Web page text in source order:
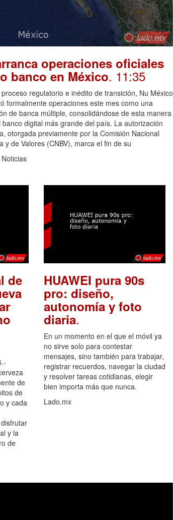
operaciones oficiales
banco en México. 11:35
regulatorio e inédito de transición, Nu México
formalmente operaciones este mes como una
de banca múltiple, consolidándose de esta manera
banco digital más grande del país. La autorización
otorgada previamente por la Comisión Nacional
y de Valores (CNBV), marca el fin de su
de
de
de
y cada
y la
de
HUAWEI pura 90s
pro: diseño,
autonomía y foto
diaria.
En un momento en el que el móvil ya
no sirve solo para contestar
mensajes, sino también para trabajar,
registrar recuerdos, navegar la ciudad
y resolver tareas cotidianas, elegir
bien importa más que nunca.
Lado.mx